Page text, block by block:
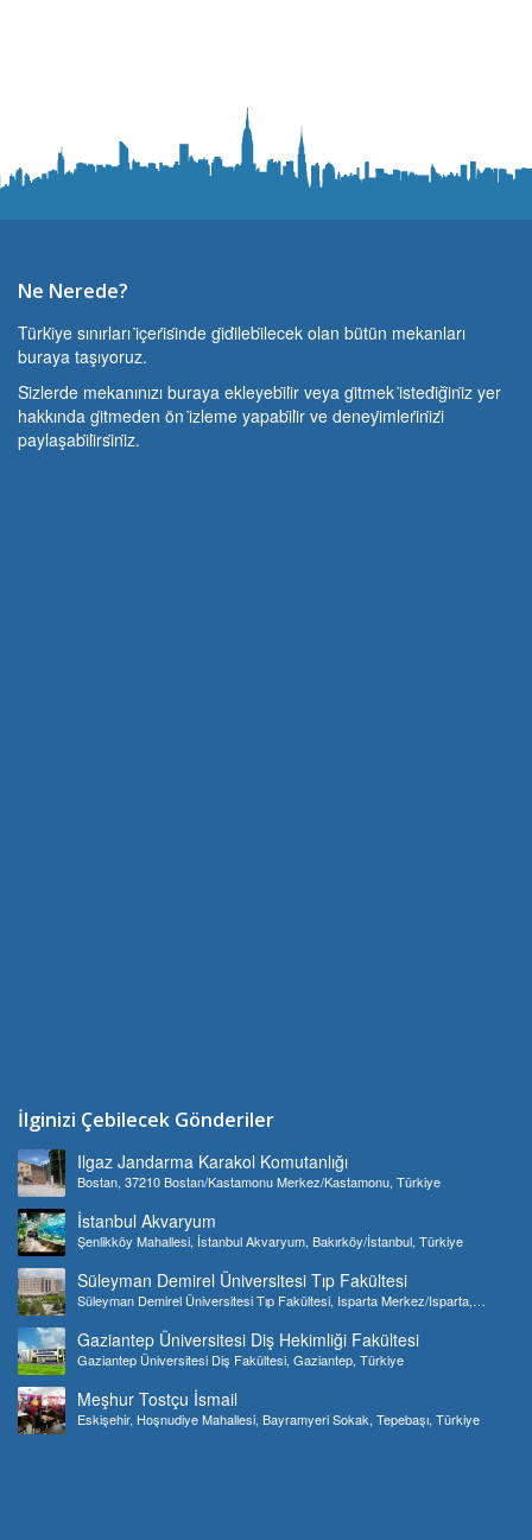
Ne Nerede?
Türki̇ye sınırları i̇çeri̇si̇nde gi̇di̇lebi̇lecek olan bütün mekanları
buraya taşıyoruz.
Si̇zlerde mekanınızı buraya ekleyebi̇li̇r veya gi̇tmek i̇stedi̇ği̇ni̇z yer
hakkında gi̇tmeden ön i̇zleme yapabi̇li̇r ve deneyi̇mleri̇ni̇zi̇
paylaşabi̇li̇rsi̇ni̇z.
İlginizi Çebilecek Gönderiler
Ilgaz Jandarma Karakol Komutanlığı
Bostan, 37210 Bostan/Kastamonu Merkez/Kastamonu, Türkiye
İstanbul Akvaryum
Şenlikköy Mahallesi, İstanbul Akvaryum, Bakırköy/İstanbul, Türkiye
Süleyman Demirel Üniversitesi Tıp Fakültesi
Süleyman Demirel Üniversitesi Tıp Fakültesi, Isparta Merkez/Isparta,
Gaziantep Üniversitesi Diş Hekimliği Fakültesi
Gaziantep Üniversitesi Diş Fakültesi, Gaziantep, Türkiye
Meşhur Tostçu İsmail
Eskişehir, Hoşnudiye Mahallesi, Bayramyeri Sokak, Tepebaşı, Türkiye